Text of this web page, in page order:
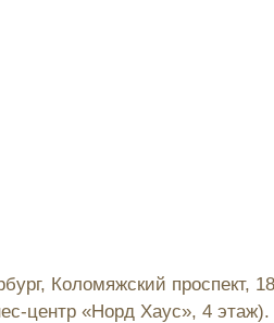
Коломяжский
центр «Норд Хаус», 4 этаж).